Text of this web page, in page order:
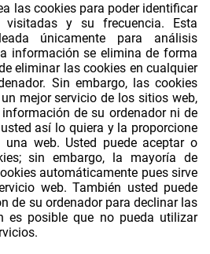
las cookies para poder identificar
y su frecuencia. Esta
únicamente para análisis
información se elimina de forma
eliminar las cookies en cualquier
Sin embargo, las cookies
mejor servicio de los sitios web,
de su ordenador ni de
así lo quiera y la proporcione
una web. Usted puede aceptar o
sin embargo, la mayoría de
automáticamente pues sirve
web. También usted puede
de su ordenador para declinar las
es posible que no pueda utilizar